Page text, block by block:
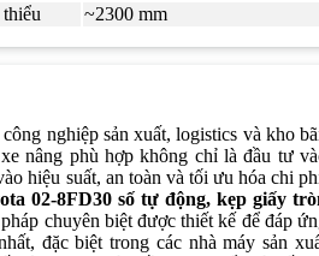
~2300 mm
nghiệp sản xuất, logistics và kho
nâng phù hợp không chỉ là đầu tư
hiệu suất, an toàn và tối ưu hóa chi
02-8FD30 số tự động, kẹp giấy
chuyên biệt được thiết kế để đáp
đặc biệt trong các nhà máy sản